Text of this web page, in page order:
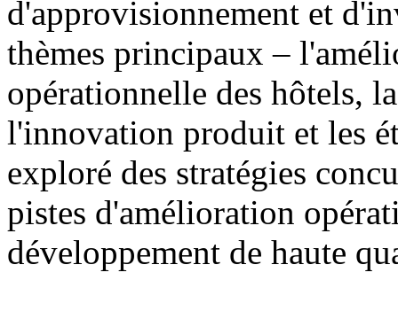
d'approvisionnement et
thèmes principaux –
opérationnelle des hôtels,
l'innovation produit et les
exploré des stratégies
pistes d'amélioration
développement de haute